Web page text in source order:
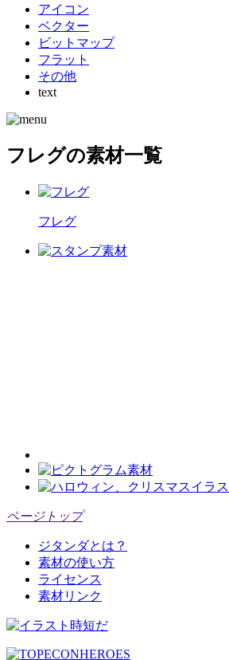
アイコン
ベクター
ビットマップ
フラット
その他
text
フレグの素材一覧
フレグ
ページトップ
ジタンダとは？
素材の使い方
ライセンス
素材リンク